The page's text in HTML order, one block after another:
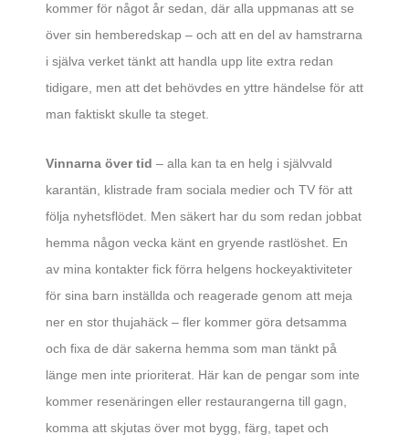
kommer för något år sedan, där alla uppmanas att se
över sin hemberedskap – och att en del av hamstrarna
i själva verket tänkt att handla upp lite extra redan
tidigare, men att det behövdes en yttre händelse för att
man faktiskt skulle ta steget.
Vinnarna över tid – alla kan ta en helg i självvald
karantän, klistrade fram sociala medier och TV för att
följa nyhetsflödet. Men säkert har du som redan jobbat
hemma någon vecka känt en gryende rastlöshet. En
av mina kontakter fick förra helgens hockeyaktiviteter
för sina barn inställda och reagerade genom att meja
ner en stor thujahäck – fler kommer göra detsamma
och fixa de där sakerna hemma som man tänkt på
länge men inte prioriterat. Här kan de pengar som inte
kommer resenäringen eller restaurangerna till gagn,
komma att skjutas över mot bygg, färg, tapet och